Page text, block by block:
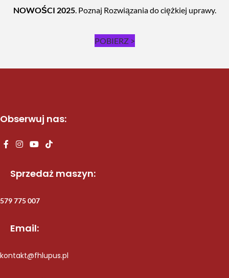
NOWOŚCI 2025. Poznaj Rozwiązania do ciężkiej uprawy.
POBIERZ >
Obserwuj nas:
Sprzedaż maszyn:
579 775 007
Email:
kontakt@fhlupus.pl